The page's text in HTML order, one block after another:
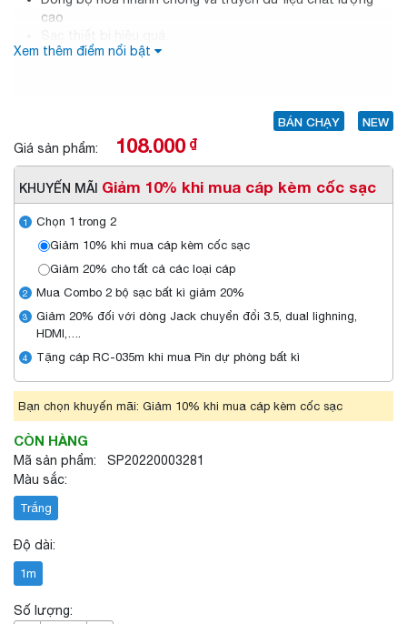
cao
Thích hợp cho các thiết bị hỗ trợ Lightning
Xem thêm điểm nổi bật
BÁN CHẠY
NEW
Giá sản phẩm:
108.000₫
KHUYẾN MÃI Giảm 10% khi mua cáp kèm cốc sạc
1
Chọn 1 trong 2
Giảm 10% khi mua cáp kèm cốc sạc
Giảm 20% cho tất cả các loại cáp
2 Mua Combo 2 bộ sạc bất kì giảm 20%
3
Giảm 20% đối với dòng Jack chuyển đổi 3.5, dual lighning,
HDMI,….
4 Tặng cáp RC-035m khi mua Pin dự phòng bất kì
Bạn chọn khuyến mãi: Giảm 10% khi mua cáp kèm cốc sạc
CÒN HÀNG
Mã sản phẩm: SP20220003281
Màu sắc:
Trắng
Độ dài:
1m
Số lượng: